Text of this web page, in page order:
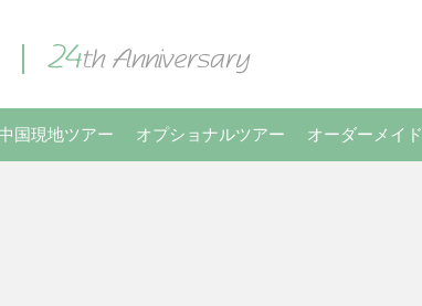
中国現地ツアー オプショナルツアー オーダーメイド